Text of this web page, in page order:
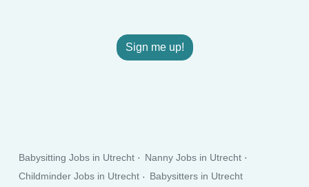
Sign me up!
Babysitting Jobs in Utrecht
Nanny Jobs in Utrecht
Childminder Jobs in Utrecht
Babysitters in Utrecht